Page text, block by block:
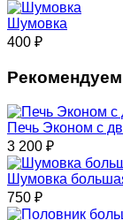
Шумовка
400 ₽
Печь Эконом с
3 200 ₽
Шумовка
750 ₽